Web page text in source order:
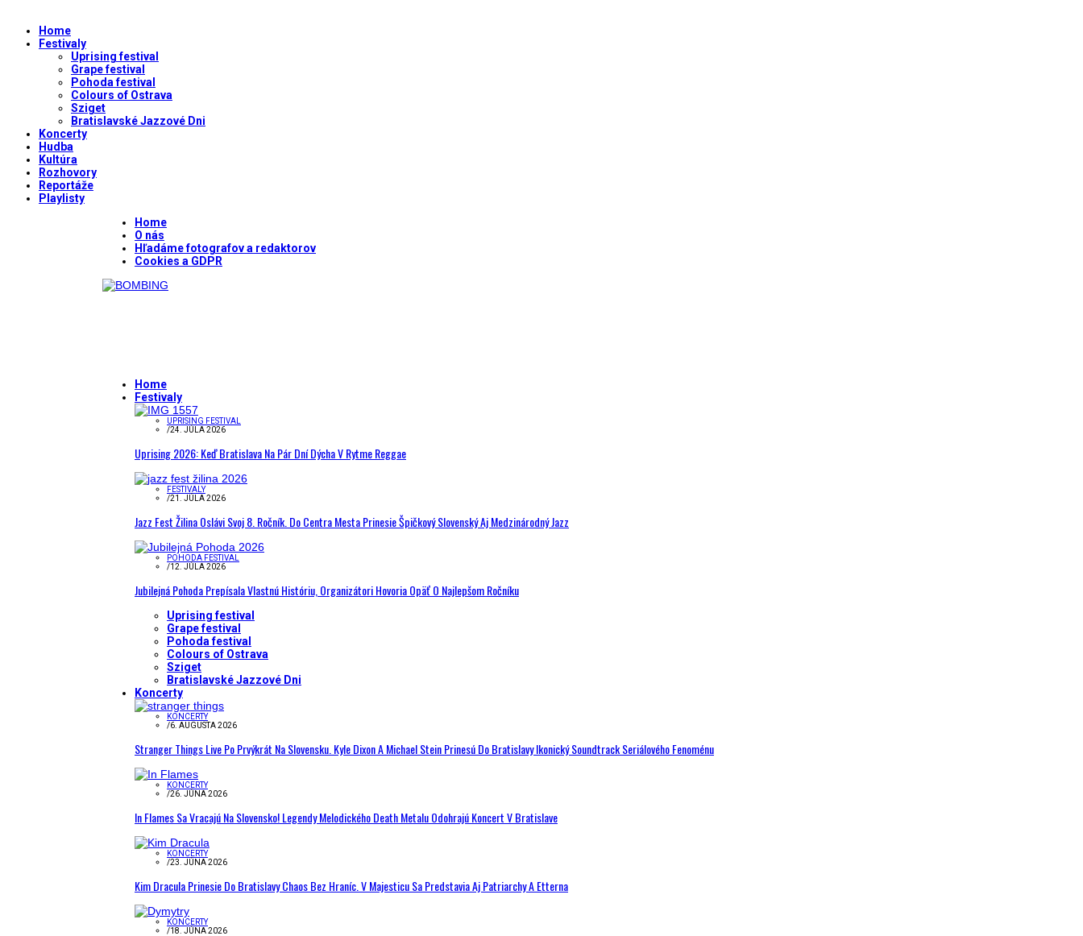
Home
Festivaly
Uprising festival
Grape festival
Pohoda festival
Colours of Ostrava
Sziget
Bratislavské Jazzové Dni
Koncerty
Hudba
Kultúra
Rozhovory
Reportáže
Playlisty
Home
O nás
Hľadáme fotografov a redaktorov
Cookies a GDPR
Home
Festivaly
UPRISING FESTIVAL
/24. JÚLA 2026
Uprising 2026: Keď Bratislava Na Pár Dní Dýcha V Rytme Reggae
FESTIVALY
/21. JÚLA 2026
Jazz Fest Žilina Oslávi Svoj 8. Ročník. Do Centra Mesta Prinesie Špičkový Slovenský Aj Medzinárodný Jazz
POHODA FESTIVAL
/12. JÚLA 2026
Jubilejná Pohoda Prepísala Vlastnú Históriu, Organizátori Hovoria Opäť O Najlepšom Ročníku
Uprising festival
Grape festival
Pohoda festival
Colours of Ostrava
Sziget
Bratislavské Jazzové Dni
Koncerty
KONCERTY
/6. AUGUSTA 2026
Stranger Things Live Po Prvýkrát Na Slovensku. Kyle Dixon A Michael Stein Prinesú Do Bratislavy Ikonický Soundtrack Seriálového Fenoménu
KONCERTY
/26. JÚNA 2026
In Flames Sa Vracajú Na Slovensko! Legendy Melodického Death Metalu Odohrajú Koncert V Bratislave
KONCERTY
/23. JÚNA 2026
Kim Dracula Prinesie Do Bratislavy Chaos Bez Hraníc. V Majesticu Sa Predstavia Aj Patriarchy A Etterna
KONCERTY
/18. JÚNA 2026